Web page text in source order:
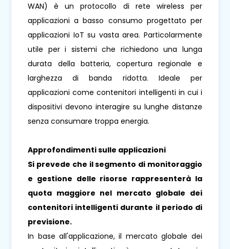
WAN) è un protocollo di rete wireless per
applicazioni a basso consumo progettato per
applicazioni IoT su vasta area. Particolarmente
utile per i sistemi che richiedono una lunga
durata della batteria, copertura regionale e
larghezza di banda ridotta. Ideale per
applicazioni come contenitori intelligenti in cui i
dispositivi devono interagire su lunghe distanze
senza consumare troppa energia.
Approfondimenti sulle applicazioni
Si prevede che il segmento di monitoraggio
e gestione delle risorse rappresenterà la
quota maggiore nel mercato globale dei
contenitori intelligenti durante il periodo di
previsione.
In base all'applicazione, il mercato globale dei